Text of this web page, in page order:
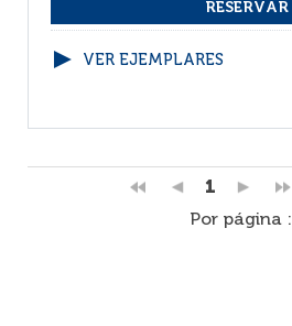
VER EJEMPLARES
1
Por página :